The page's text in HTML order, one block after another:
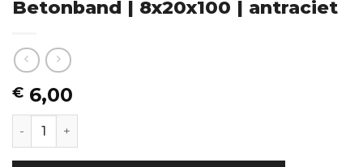
Betonband | 8x20x100 | antraciet
€ 6,00
Betonband | 8x20x100 | antraciet hoeveelheid